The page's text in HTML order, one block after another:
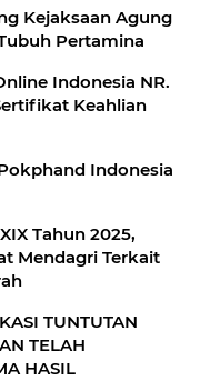
Kejaksaan Agung
Pertamina
Indonesia NR.
Keahlian
Indonesia
Tahun 2025,
Mendagri Terkait
TUNTUTAN
TELAH
HASIL